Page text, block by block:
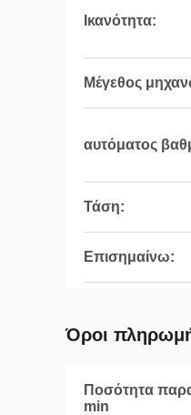
Ικανότητα:
Μέγεθος
αυτόματος
Τάση:
Επισημαίνω:
Όροι
Ποσότητα
min